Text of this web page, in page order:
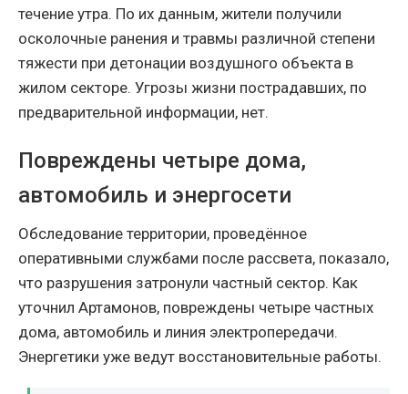
течение утра. По их данным, жители получили
осколочные ранения и травмы различной степени
тяжести при детонации воздушного объекта в
жилом секторе. Угрозы жизни пострадавших, по
предварительной информации, нет.
Повреждены четыре дома,
автомобиль и энергосети
Обследование территории, проведённое
оперативными службами после рассвета, показало,
что разрушения затронули частный сектор. Как
уточнил Артамонов, повреждены четыре частных
дома, автомобиль и линия электропередачи.
Энергетики уже ведут восстановительные работы.